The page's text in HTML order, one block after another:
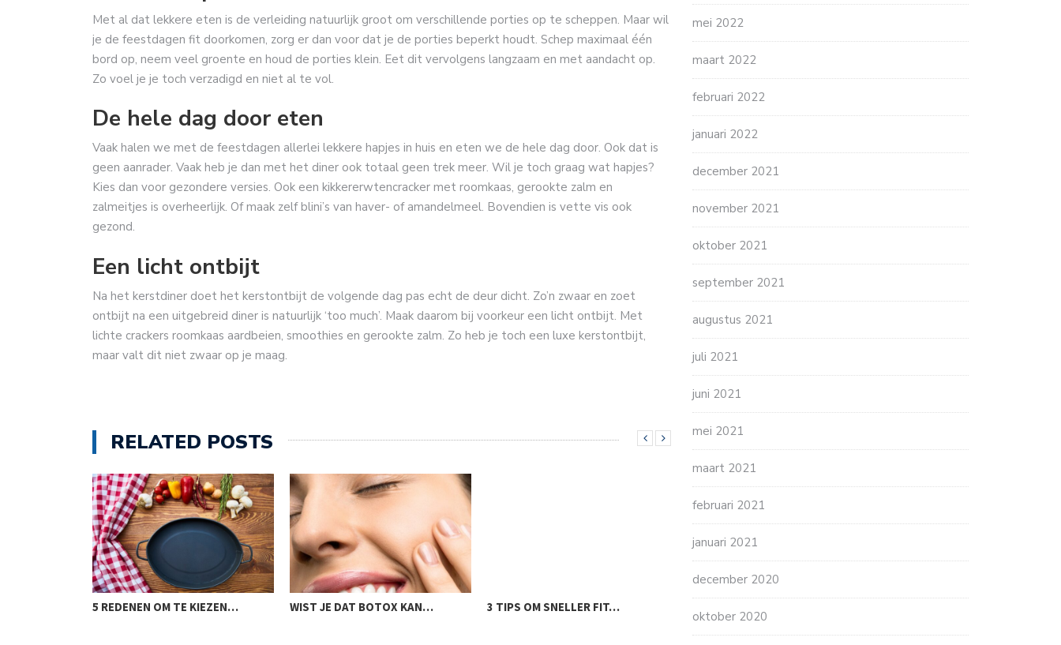
Met al dat lekkere eten is de verleiding natuurlijk groot om verschillende porties op te scheppen. Maar wil
je de feestdagen fit doorkomen, zorg er dan voor dat je de porties beperkt houdt. Schep maximaal één
bord op, neem veel groente en houd de porties klein. Eet dit vervolgens langzaam en met aandacht op.
Zo voel je je toch verzadigd en niet al te vol.
De hele dag door eten
Vaak halen we met de feestdagen allerlei lekkere hapjes in huis en eten we de hele dag door. Ook dat is
geen aanrader. Vaak heb je dan met het diner ook totaal geen trek meer. Wil je toch graag wat hapjes?
Kies dan voor gezondere versies. Ook een kikkererwtencracker met roomkaas, gerookte zalm en
zalmeitjes is overheerlijk. Of maak zelf blini’s van haver- of amandelmeel. Bovendien is vette vis ook
gezond.
Een licht ontbijt
Na het kerstdiner doet het kerstontbijt de volgende dag pas echt de deur dicht. Zo’n zwaar en zoet
ontbijt na een uitgebreid diner is natuurlijk ‘too much’. Maak daarom bij voorkeur een licht ontbijt. Met
lichte crackers roomkaas aardbeien, smoothies en gerookte zalm. Zo heb je toch een luxe kerstontbijt,
maar valt dit niet zwaar op je maag.
RELATED POSTS
5 REDENEN OM TE KIEZEN… WIST JE DAT BOTOX KAN… 3 TIPS OM SNELLER FIT…
mei 2022
maart 2022
februari 2022
januari 2022
december 2021
november 2021
oktober 2021
september 2021
augustus 2021
juli 2021
juni 2021
mei 2021
maart 2021
februari 2021
januari 2021
december 2020
oktober 2020